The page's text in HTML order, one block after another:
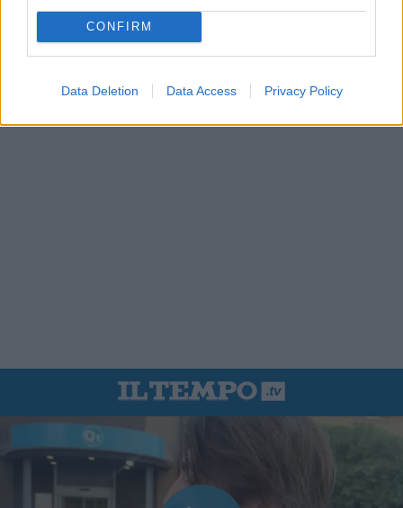
CONFIRM
Data Deletion Data Access Privacy Policy